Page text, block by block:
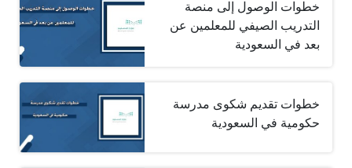
خطوات الوصول إلى منصة
التدريب الصيفي للمعلمين عن
بعد في السعودية
خطوات تقديم شكوى مدرسة
حكومية في السعودية